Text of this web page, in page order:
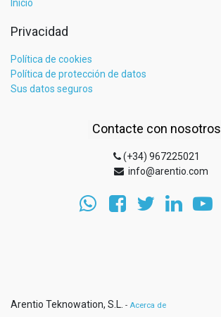
Inicio
Privacidad
Política de cookies
Política de protección de datos
Sus datos seguros
Contacte con nosotros
(+34) 967225021
info@arentio.com
Arentio Teknowation, S.L. - Acerca de